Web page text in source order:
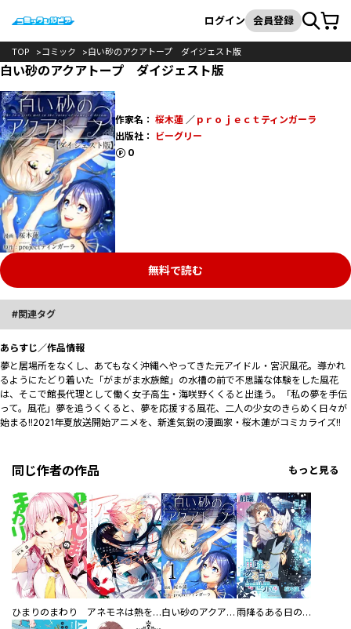
検索
ログイン 会員登録カート
TOP コミック 白い砂のアクアトープ ダイジェスト版
白い砂のアクアトープ ダイジェスト版
作家名： 桜木蓮／ｐｒｏｊｅｃｔティンガーラ
出版社：
ビーグリー
0
ポイント
無料で読む
関連タグ
あらすじ／作品情報
夢と居場所をなくし、あてもなく沖縄へやってきた元アイドル・宮沢風花。導かれ
るようにたどり着いた「がまがま水族館」の水槽の前で不思議な体験をした風花
は、そこで館長代理として働く女子高生・海咲野くくると出逢う。「私の夢を手伝
って。風花」夢を追うくくると、夢を応援する風花、二人の少女のきらめく日々が
始まる――!!2021年夏放送開始アニメを、新進気鋭の漫画家・桜木蓮がコミカライズ!!
同じ作者の作品 もっと見る
ひまりのまわり アネモネは熱を帯びる 白い砂のアクアトープ 雨降るある日の異世界で 連載版